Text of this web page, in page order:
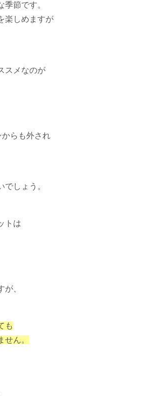
季節です。
楽しめますが
スメなのが
らも外され
しょう。
トは
、
も
ん。